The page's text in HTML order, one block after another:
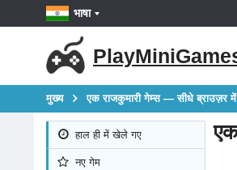
भाषा
मुख्य एक राजकुमारी गेम्स — सीधे ब्राउज़र
हाल ही में खेले गए
नए गेम